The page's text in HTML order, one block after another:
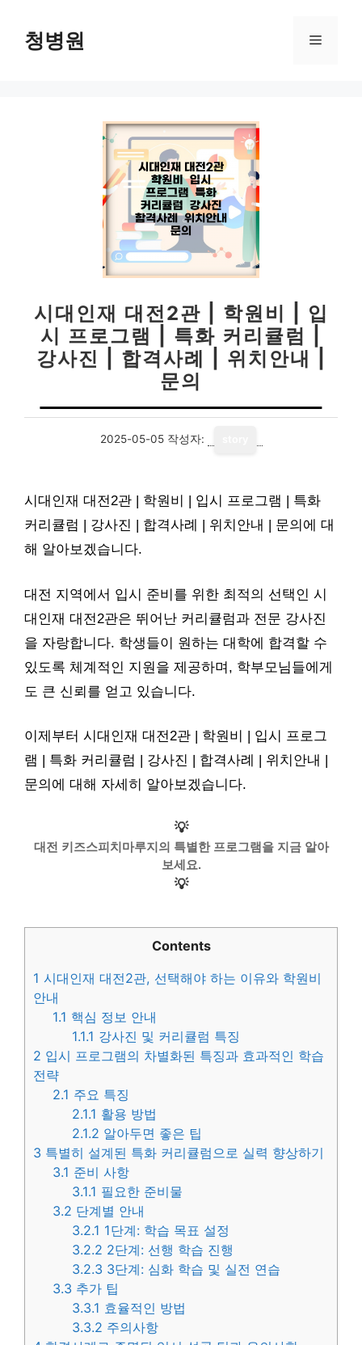
청병원 메
시대인재 대전2관 | 학원비 | 입
시 프로그램 | 특화 커리큘럼 |
강사진 | 합격사례 | 위치안내 |
문의
2025-05-05 작성자:
시대인재 대전2관 | 학원비 | 입시 프로그램 | 특화
커리큘럼 | 강사진 | 합격사례 | 위치안내 | 문의에 대
해 알아보겠습니다.
대전 지역에서 입시 준비를 위한 최적의 선택인 시
대인재 대전2관은 뛰어난 커리큘럼과 전문 강사진
을 자랑합니다. 학생들이 원하는 대학에 합격할 수
있도록 체계적인 지원을 제공하며, 학부모님들에게
도 큰 신뢰를 얻고 있습니다.
이제부터 시대인재 대전2관 | 학원비 | 입시 프로그
램 | 특화 커리큘럼 | 강사진 | 합격사례 | 위치안내 |
문의에 대해 자세히 알아보겠습니다.
💡
대전 키즈스피치마루지의 특별한 프로그램을 지금 알아
보세요.
💡
Contents
1 시대인재 대전2관, 선택해야 하는 이유와 학원비
안내
1.1 핵심 정보 안내
1.1.1 강사진 및 커리큘럼 특징
2 입시 프로그램의 차별화된 특징과 효과적인 학습
전략
2.1 주요 특징
2.1.1 활용 방법
2.1.2 알아두면 좋은 팁
3 특별히 설계된 특화 커리큘럼으로 실력 향상하기
3.1 준비 사항
3.1.1 필요한 준비물
3.2 단계별 안내
3.2.1 1단계: 학습 목표 설정
3.2.2 2단계: 선행 학습 진행
3.2.3 3단계: 심화 학습 및 실전 연습
3.3 추가 팁
3.3.1 효율적인 방법
3.3.2 주의사항